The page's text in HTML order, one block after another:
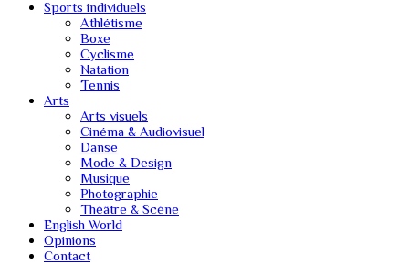
Sports individuels
Athlétisme
Boxe
Cyclisme
Natation
Tennis
Arts
Arts visuels
Cinéma & Audiovisuel
Danse
Mode & Design
Musique
Photographie
Théâtre & Scène
English World
Opinions
Contact